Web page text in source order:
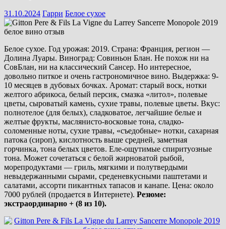
31.10.2024 Гарри Белое сухое
Белое сухое. Год урожая: 2019. Страна: Франция, регион —
Долина Луары. Виноград: Совиньон Блан. Не похож ни на
СовБлан, ни на классический Сансер. Но интересное,
довольно питкое и очень гастрономичное вино. Выдержка: 9-
10 месяцев в дубовых бочках. Аромат: старый воск, нотки
желтого абрикоса, белый персик, смазка «литол», полевые
цветы, сыроватый камень, сухие травы, полевые цветы. Вкус:
полнотелое (для белых), сладковатое, легчайшие белые и
желтые фрукты, маслянисто-восковые тона, сладко-
соломенные ноты, сухие травы, «съедобные» нотки, сахарная
патока (сироп), кислотность выше средней, заметная
горчинка, тона белых цветов. Еле-ощутимые спиритуозные
тона. Может сочетаться с белой жирноватой рыбой,
морепродуктами — гриль, мягкими и полутвердыми
невыдержанными сырами, среденевкусными паштетами и
салатами, ассорти пикантных тапасов и канапе. Цена: около
7000 рублей (продается в Интернете). Резюме:
экстраординарно + (8 из 10).